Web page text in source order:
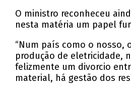
O ministro reconheceu
nesta matéria um papel
“Num país como o nosso,
produção de eletricidade,
felizmente um divorcio
material, há gestão dos